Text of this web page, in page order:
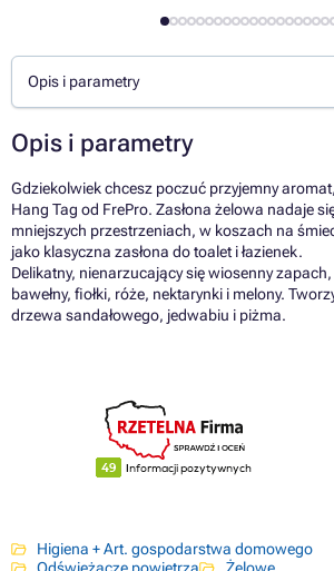
Opis i parametry
Opis i parametry
Gdziekolwiek chcesz poczuć przyjemny
Hang Tag od FrePro. Zasłona żelowa nadaje
mniejszych przestrzeniach, w koszach na
jako klasyczna zasłona do toalet i łazienek.
Delikatny, nienarzucający się wiosenny
bawełny, fiołki, róże, nektarynki i melony.
drzewa sandałowego, jedwabiu i piżma.
Higiena + Art. gospodarstwa domowego
Odświeżacze powietrza
Żelowe